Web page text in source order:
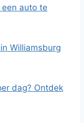
auto te
Williamsburg
dag? Ontdek